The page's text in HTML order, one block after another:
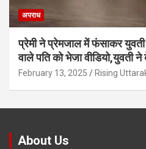
अपराध
प्रेमी ने प्रेमजाल में फंसाकर युवती
वाले पत‍ि को भेजा वीड‍ियो,युवती ने
February 13, 2025 Rising
About Us